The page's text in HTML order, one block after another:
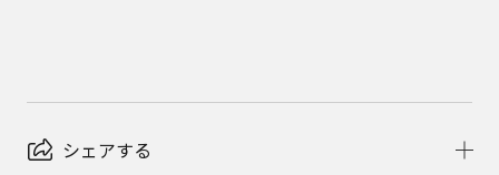
シェアする